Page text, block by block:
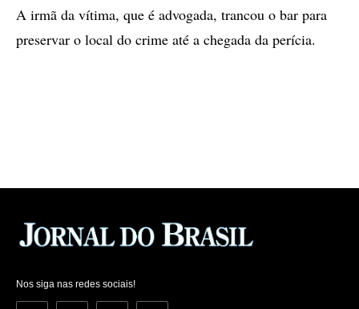
A irmã da vítima, que é advogada, trancou o bar para
preservar o local do crime até a chegada da perícia.
Nos siga nas redes sociais!